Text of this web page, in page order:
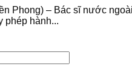
Phong) – Bác sĩ nước
phép hành...